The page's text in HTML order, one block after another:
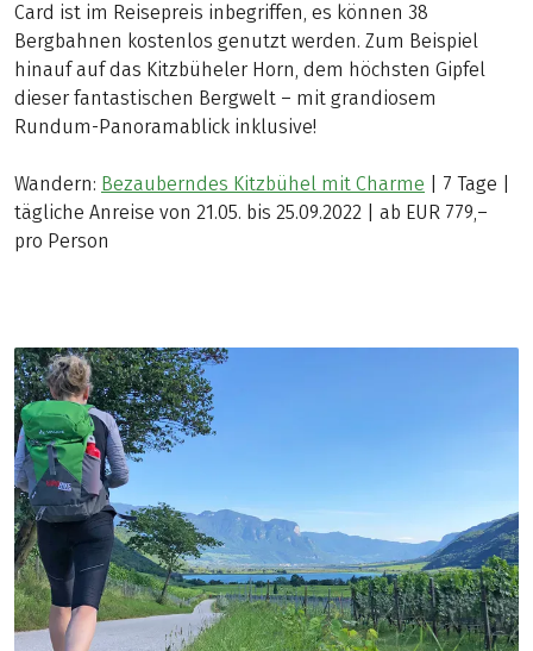
Card ist im Reisepreis inbegriffen, es können 38
Bergbahnen kostenlos genutzt werden. Zum Beispiel
hinauf auf das Kitzbüheler Horn, dem höchsten Gipfel
dieser fantastischen Bergwelt – mit grandiosem
Rundum-Panoramablick inklusive!
Wandern: Bezauberndes Kitzbühel mit Charme | 7 Tage |
tägliche Anreise von 21.05. bis 25.09.2022 | ab EUR 779,–
pro Person